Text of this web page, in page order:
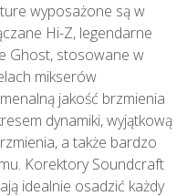
wyposażone są w
Hi-Z, legendarne
Ghost, stosowane w
mikserów
jakość brzmienia
dynamiki, wyjątkową
a także bardzo
Korektory Soundcraft
idealnie osadzić każdy